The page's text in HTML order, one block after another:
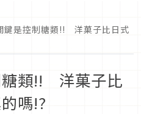
鍵是控制糖類!! 洋菓子比日式
糖類!! 洋菓子比
嗎!?